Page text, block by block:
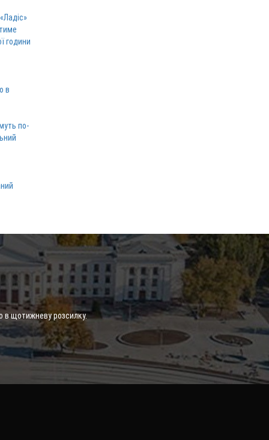
години
в
по-
в щотижневу розсилку.